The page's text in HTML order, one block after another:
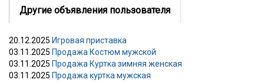
Другие объявления пользователя
20.12.2025 Игровая приставка
03.11.2025 Продажа Костюм мужской
03.11.2025 Продажа Куртка зимняя женская
03.11.2025 Продажа куртка мужская